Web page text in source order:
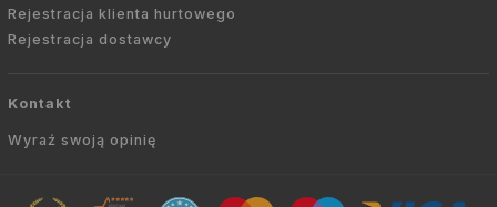
Rejestracja klienta hurtowego
Rejestracja dostawcy
Kontakt
Wyraź swoją opinię